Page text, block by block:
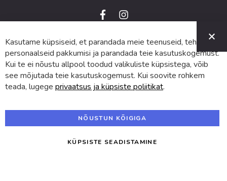
f
a
e
b
o
o
k
i
n
t
a
g
r
a
m
© 2024 SUVA. Kõik õigused kaitstud.
Kasutame küpsiseid, et parandada meie teenuseid, teha
personaalseid pakkumisi ja parandada teie kasutuskogemust.
Kui te ei nõustu allpool toodud valikuliste küpsistega, võib
see mõjutada teie kasutuskogemust. Kui soovite rohkem
teada, lugege privaatsus ja küpsiste poliitikat.
NÕUSTUN KÕIGIGA
KÜPSISTE SEADISTAMINE